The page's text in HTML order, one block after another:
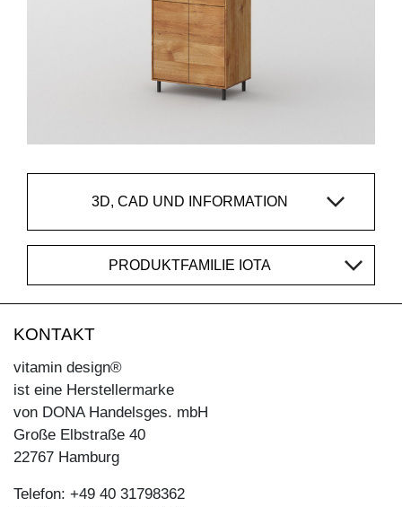
3D, CAD UND INFORMATION
PRODUKTFAMILIE IOTA
KONTAKT
vitamin design®
ist eine Herstellermarke
von DONA Handelsges. mbH
Große Elbstraße 40
22767 Hamburg
Telefon: +49 40 31798362